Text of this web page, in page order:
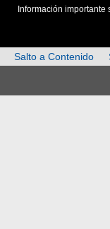
Información
Salto a Contenido